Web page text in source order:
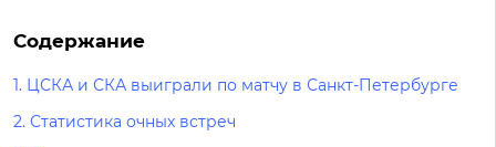
Содержание
1. ЦСКА и СКА выиграли по матчу в Санкт-Петербурге
2. Статистика очных встреч